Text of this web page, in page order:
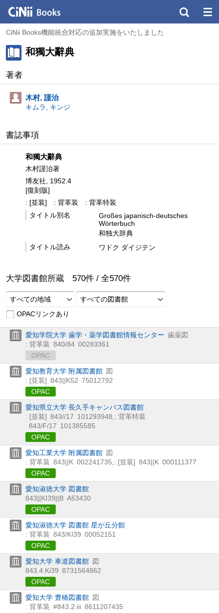
CiNii Books機能統合対応の追加実施をいたしました
和獨大辭典
著者
木村, 謹治
キムラ, キンジ
書誌事項
和獨大辭典
木村謹治著
博友社, 1952.4
[復刻版]
: [並装]
: 背革装
: 背革特装
タイトル別名
Großes japanisch-deutsches
Wörterbuch
和独大辞典
タイトル読み
ワドク ダイジテン
大学図書館所蔵 570件 / 全570件
すべての地域
すべての図書館
OPACリンクあり
愛知学院大学 歯学・薬学図書館情報センター 歯薬図
: 背革装 840/84 00283361
OPAC
愛知教育大学 附属図書館 図
: [並装] 843||K52 75012792
OPAC
愛知県立大学 長久手キャンパス図書館
: [並装] 843//17 101293948 : 背革特装
843/F/17 101385585
OPAC
愛知工業大学 附属図書館 図
: 背革装 843||K 002241735 : [並装] 843||K 000111377
OPAC
愛知淑徳大学 図書館
843||KI39||B A53430
OPAC
愛知淑徳大学 図書館 星が丘分館
: 背革装 843/KI39 00052151
OPAC
愛知大学 車道図書館 図
843.4:Ki39 8731564862
OPAC
愛知大学 豊橋図書館 図
: 背革装 #843:2:iii 8611207435